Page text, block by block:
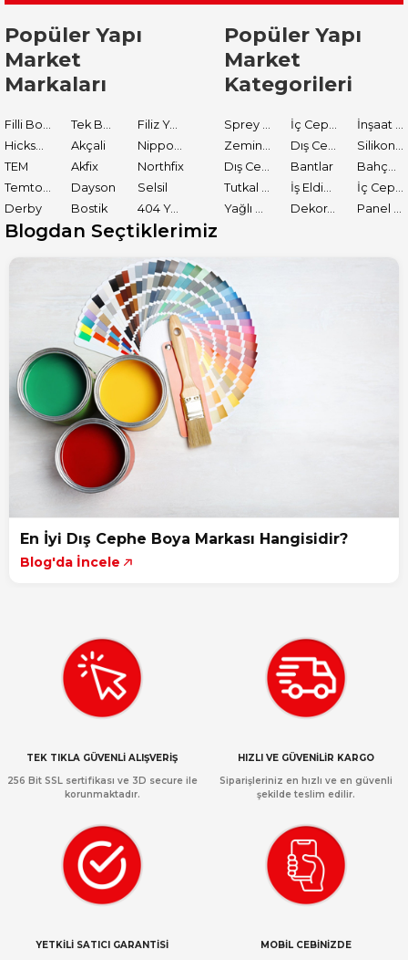
Popüler Yapı
Market
Markaları
Filli Boya Tek Boya
Filiz Yapı Market
Hickson Decor
Akçali
Nippon Paint
TEM
Akfix
Northfix
Temtools
Dayson
Selsil
Derby
Bostik 404 Yapıştırıcı
Popüler Yapı
Market
Kategorileri
Sprey Boyalar İç Cephe Astarları
İnşaat Tamir Malzemeleri
Zemin Boyası
Dış Cephe Boyaları
Silikon ve Mastikler
Dış Cephe Astarları
Bantlar
Bahçe El Aletleri
Tutkal ve Yapıştırıcılar
İş Eldiveni
İç Cephe Boyaları
Yağlı Boyalar
Dekoratif Boyalar Panel Kapı Boyası
Blogdan Seçtiklerimiz
En İyi Dış Cephe Boya Markası Hangisidir?
Blog'da İncele
TEK TIKLA GÜVENLİ ALIŞVERİŞ
256 Bit SSL sertifikası ve 3D secure ile
korunmaktadır.
HIZLI VE GÜVENİLİR KARGO
Siparişleriniz en hızlı ve en güvenli
şekilde teslim edilir.
YETKİLİ SATICI GARANTİSİ
MOBİL CEBİNİZDE